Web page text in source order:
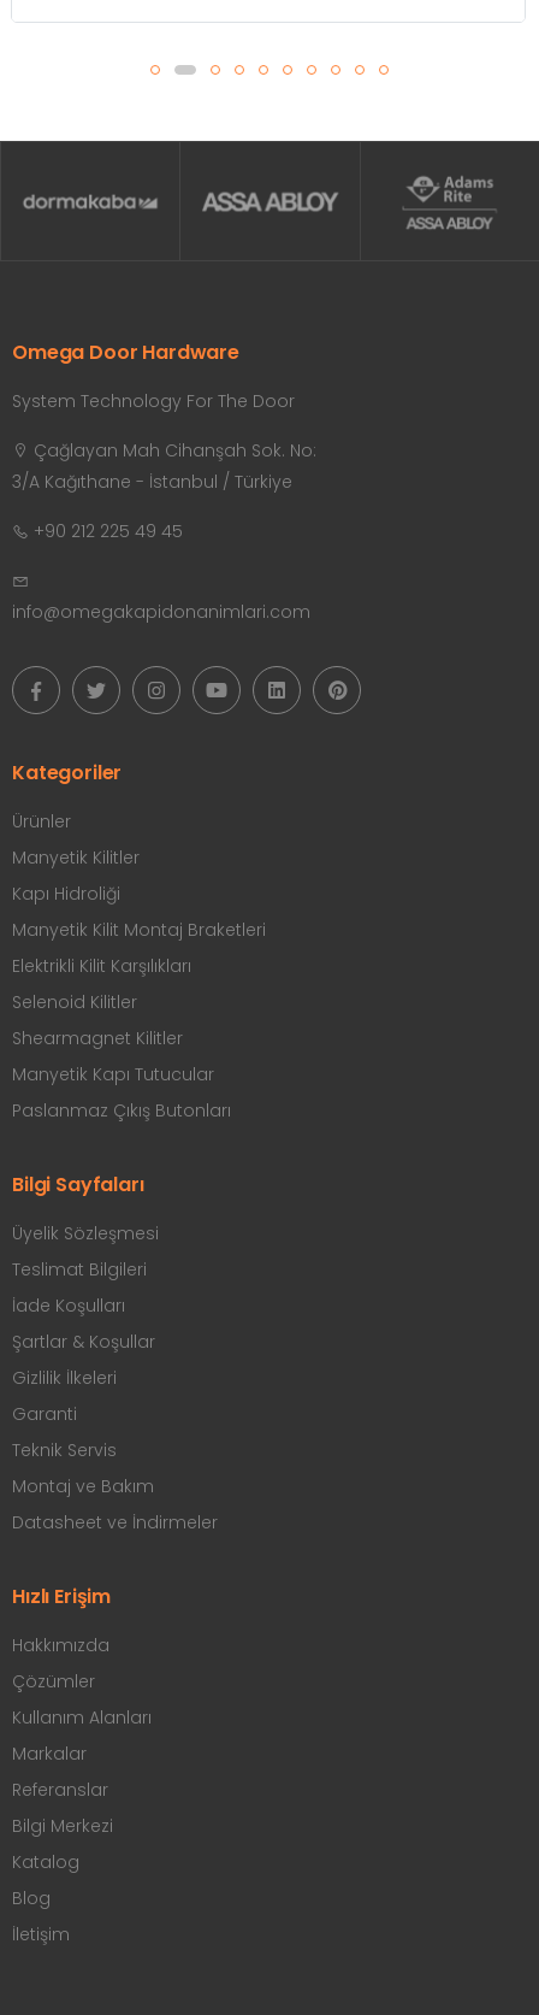
Omega Door Hardware
System Technology For The Door
Çağlayan Mah Cihanşah Sok. No:
3/A Kağıthane - İstanbul / Türkiye
+90 212 225 49 45
info@omegakapidonanimlari.com
Kategoriler
Ürünler
Manyetik Kilitler
Kapı Hidroliği
Manyetik Kilit Montaj Braketleri
Elektrikli Kilit Karşılıkları
Selenoid Kilitler
Shearmagnet Kilitler
Manyetik Kapı Tutucular
Paslanmaz Çıkış Butonları
Bilgi Sayfaları
Üyelik Sözleşmesi
Teslimat Bilgileri
İade Koşulları
Şartlar & Koşullar
Gizlilik İlkeleri
Garanti
Teknik Servis
Montaj ve Bakım
Datasheet ve İndirmeler
Hızlı Erişim
Hakkımızda
Çözümler
Kullanım Alanları
Markalar
Referanslar
Bilgi Merkezi
Katalog
Blog
İletişim